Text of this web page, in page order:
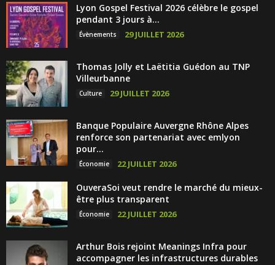
Lyon Gospel Festival 2026 célèbre le gospel
pendant 3 jours à...
Évènements 29 JUILLET 2026
Thomas Jolly et Laëtitia Guédon au TNP
Villeurbanne
Culture 29 JUILLET 2026
Banque Populaire Auvergne Rhône Alpes
renforce son partenariat avec emlyon
pour...
Économie 22 JUILLET 2026
OuveraSoi veut rendre le marché du mieux-
être plus transparent
Économie 22 JUILLET 2026
Arthur Bois rejoint Meanings Infra pour
accompagner les infrastructures durables